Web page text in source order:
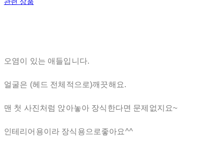
오염이 있는 애들입니다.
얼굴은 (헤드 전체적으로)깨끗해요.
맨 첫 사진처럼 앉아놓아 장식한다면 문제없지요~
인테리어용이라 장식용으로좋아요^^